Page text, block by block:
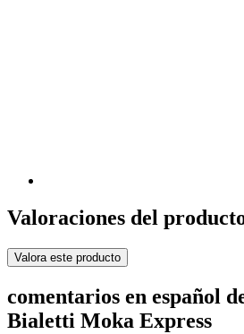
Valoraciones del
Valora este producto
comentarios en español
Bialetti Moka Express